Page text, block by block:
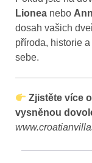
Lionea nebo
dosah vašich
příroda, historie
sebe.
Zjistěte více
vysněnou